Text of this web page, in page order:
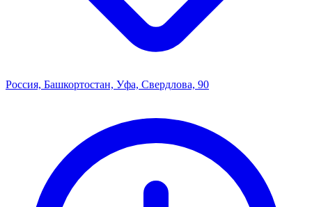
Россия, Башкортостан, Уфа, Свердлова, 90